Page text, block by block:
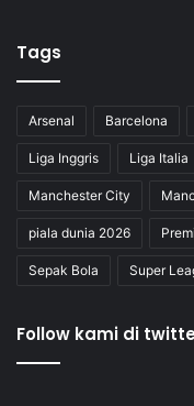
Tags
Arsenal Barcelona
Liga Inggris Liga Italia
Manchester City
piala dunia 2026
Sepak Bola Super
Follow kami di